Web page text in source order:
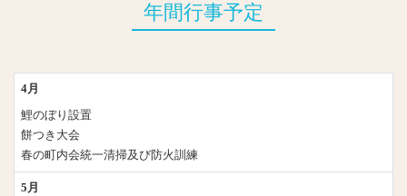
年間行事予定
4月
鯉のぼり設置
餅つき大会
春の町内会統一清掃及び防火訓練
5月